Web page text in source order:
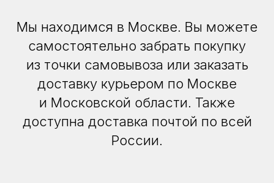
Мы находимся в Москве. Вы можете
самостоятельно забрать покупку
из точки самовывоза или заказать
доставку курьером по Москве
и Московской области. Также
доступна доставка почтой по всей
России.